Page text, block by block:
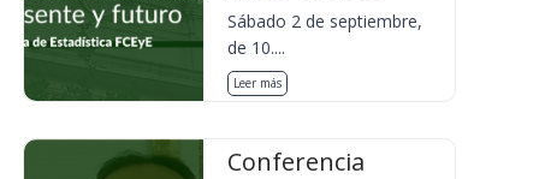
Sábado 2 de septiembre,
de 10....
Leer más
Conferencia